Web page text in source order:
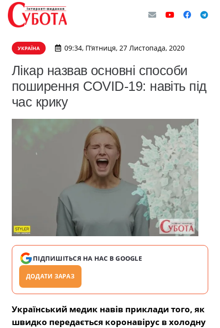
УКРАЇНА 09:34, П’ятниця, 27 Листопада, 2020
Лікар назвав основні способи
поширення COVID-19: навіть під
час крику
ПІДПИШІТЬСЯ НА НАС В GOOGLE
ДОДАТИ ЗАРАЗ
Український медик навів приклади того, як
швидко передається коронавірус в холодну